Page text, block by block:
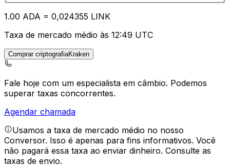
1.00 ADA = 0,024355 LINK
Taxa de mercado médio às 12:49 UTC
Comprar criptografiaKraken
Fale hoje com um especialista em câmbio. Podemos
superar taxas concorrentes.
Agendar chamada
Usamos a taxa de mercado médio no nosso
Conversor. Isso é apenas para fins informativos. Você
não pagará essa taxa ao enviar dinheiro. Consulte as
taxas de envio.